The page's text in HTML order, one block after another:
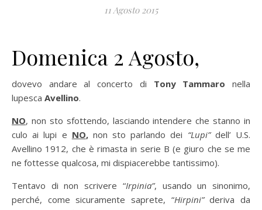
11 Agosto 2015
Domenica 2 Agosto,
dovevo andare al concerto di Tony Tammaro nella
lupesca Avellino.
NO, non sto sfottendo, lasciando intendere che stanno in
culo ai lupi e NO,non sto parlando dei “Lupi”dell’ U.S.
Avellino 1912, che è rimasta in serie B (e giuro che se me
ne fottesse qualcosa, mi dispiacerebbe tantissimo).
Tentavo di non scrivere “Irpinia”, usando un sinonimo,
perché, come sicuramente saprete, “Hirpini”deriva da